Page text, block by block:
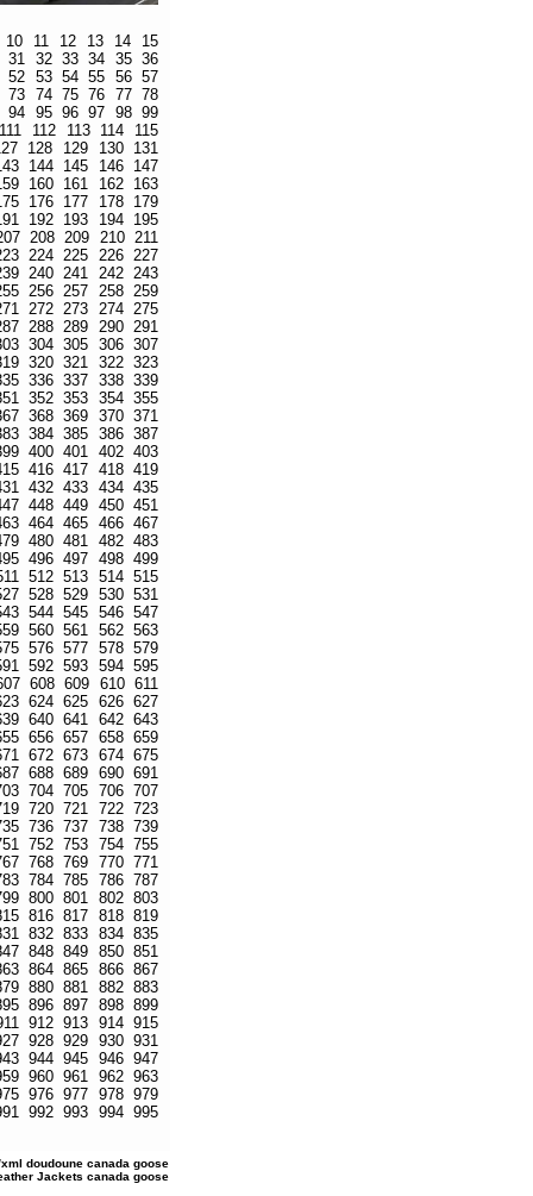
10 11 12 13 14
15
31 32 33 34 35 36
52 53 54 55 56 57
73 74 75 76 77 78
94 95 96 97 98 99
112 113 114
115
128 129 130
131
144 145 146
147
160 161 162
163
176 177 178
179
192 193 194
195
208 209 210 211
224 225 226 227
240 241 242 243
256 257 258 259
272 273 274 275
288 289 290 291
304 305 306 307
320 321 322 323
336 337 338 339
352 353 354 355
368 369 370 371
384 385 386 387
400 401 402 403
416 417 418 419
432 433 434 435
448 449 450 451
464 465 466 467
480 481 482 483
496 497 498 499
512 513 514 515
528 529 530 531
544 545 546 547
560 561 562 563
576 577 578 579
592 593 594 595
608 609 610 611
624 625 626 627
640 641 642 643
656 657 658 659
672 673 674 675
688 689 690 691
704 705 706 707
720 721 722 723
736 737 738 739
752 753 754 755
768 769 770 771
784 785 786 787
800 801 802 803
816 817 818 819
832 833 834 835
848 849 850 851
864 865 866 867
880 881 882 883
896 897 898 899
912 913 914 915
928 929 930 931
944 945 946 947
960 961 962 963
976 977 978 979
992 993 994 995
doudoune canada goose
Jackets canada goose